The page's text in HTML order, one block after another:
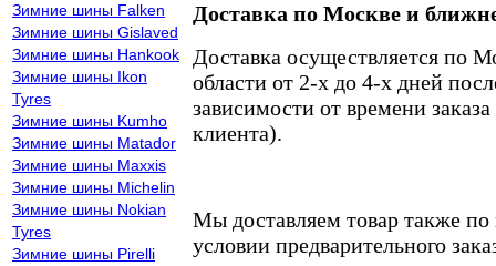
Зимние шины Falken
Зимние шины Gislaved
Зимние шины Hankook
Зимние шины Ikon
Tyres
Зимние шины Kumho
Зимние шины Matador
Зимние шины Maxxis
Зимние шины Michelin
Зимние шины Nokian
Tyres
Зимние шины Pirelli
Доставка по Москве и
Доставка осуществляется по
области от 2-х до 4-х дней
зависимости от времени
клиента).
Мы доставляем товар также
условии предварительного